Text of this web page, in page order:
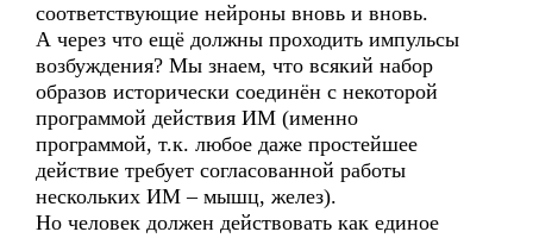
соответствующие нейроны вновь и вновь.
А через что ещё должны проходить импульсы
возбуждения? Мы знаем, что всякий набор
образов исторически соединён с некоторой
программой действия ИМ (именно
программой, т.к. любое даже простейшее
действие требует согласованной работы
нескольких ИМ – мышц, желез).
Но человек должен действовать как единое